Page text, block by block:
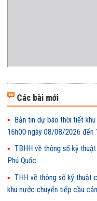
Các bài mới
Bản tin dự báo thời tiết
16h00 ngày 08/08/2026
TBHH về thông số kỹ
Phú Quốc
THH về thông số kỹ thuật
khu nước chuyển tiếp cầu